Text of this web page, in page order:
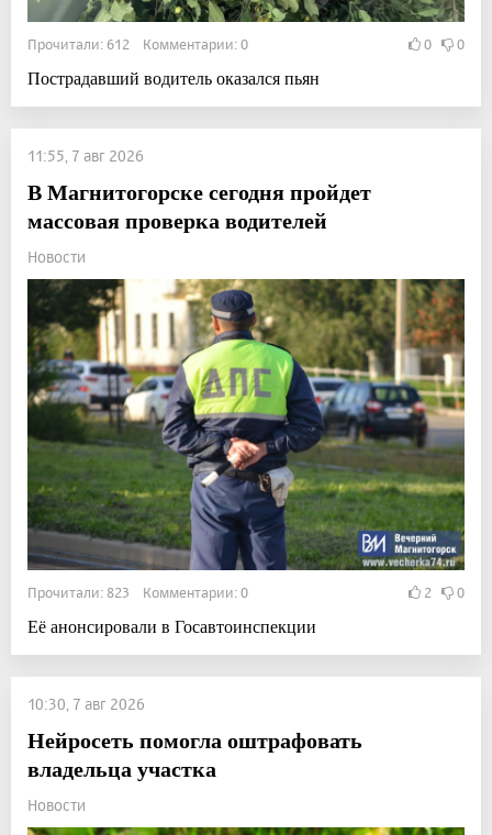
Прочитали: 612 Комментарии: 0 0 0
Пострадавший водитель оказался пьян
11:55, 7 авг 2026
В Магнитогорске сегодня пройдет
массовая проверка водителей
Новости
Прочитали: 823 Комментарии: 0 2 0
Её анонсировали в Госавтоинспекции
10:30, 7 авг 2026
Нейросеть помогла оштрафовать
владельца участка
Новости